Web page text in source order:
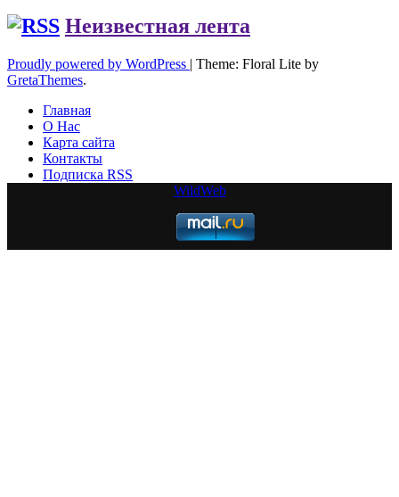
Неизвестная лента
Proudly powered by WordPress | Theme: Floral Lite by
GretaThemes.
Главная
О Нас
Карта сайта
Контакты
Подписка RSS
WildWeb